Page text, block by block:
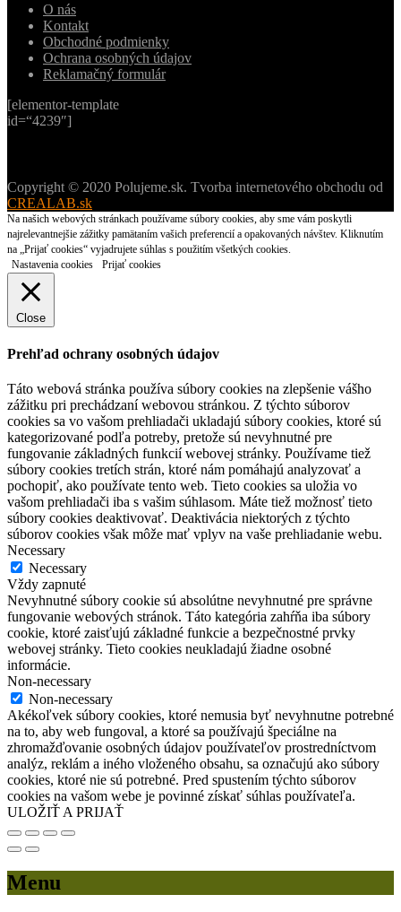
O nás
Kontakt
Obchodné podmienky
Ochrana osobných údajov
Reklamačný formulár
[elementor-template
id=“4239″]
Copyright © 2020 Polujeme.sk. Tvorba internetového obchodu od
CREALAB.sk
Na našich webových stránkach používame súbory cookies, aby sme vám poskytli
najrelevantnejšie zážitky pamätaním vašich preferencií a opakovaných návštev. Kliknutím
na „Prijať cookies“ vyjadrujete súhlas s použitím všetkých cookies.
Nastavenia cookies
Prijať cookies
Close
Prehľad ochrany osobných údajov
Táto webová stránka používa súbory cookies na zlepšenie vášho
zážitku pri prechádzaní webovou stránkou. Z týchto súborov
cookies sa vo vašom prehliadači ukladajú súbory cookies, ktoré sú
kategorizované podľa potreby, pretože sú nevyhnutné pre
fungovanie základných funkcií webovej stránky. Používame tiež
súbory cookies tretích strán, ktoré nám pomáhajú analyzovať a
pochopiť, ako používate tento web. Tieto cookies sa uložia vo
vašom prehliadači iba s vašim súhlasom. Máte tiež možnosť tieto
súbory cookies deaktivovať. Deaktivácia niektorých z týchto
súborov cookies však môže mať vplyv na vaše prehliadanie webu.
Necessary
Necessary
Vždy zapnuté
Nevyhnutné súbory cookie sú absolútne nevyhnutné pre správne
fungovanie webových stránok. Táto kategória zahŕňa iba súbory
cookie, ktoré zaisťujú základné funkcie a bezpečnostné prvky
webovej stránky. Tieto cookies neukladajú žiadne osobné
informácie.
Non-necessary
Non-necessary
Akékoľvek súbory cookies, ktoré nemusia byť nevyhnutne potrebné
na to, aby web fungoval, a ktoré sa používajú špeciálne na
zhromažďovanie osobných údajov používateľov prostredníctvom
analýz, reklám a iného vloženého obsahu, sa označujú ako súbory
cookies, ktoré nie sú potrebné. Pred spustením týchto súborov
cookies na vašom webe je povinné získať súhlas používateľa.
ULOŽIŤ A PRIJAŤ
Menu